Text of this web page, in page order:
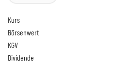
Kurs
Börsenwert
KGV
Dividende